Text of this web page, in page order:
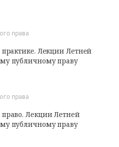
права
Лекции Летней
публичному праву
права
Лекции Летней
публичному праву